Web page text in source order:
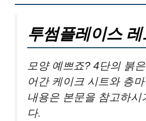
투썸플레이스
모양 예쁘죠? 4단의 붉
어간 케이크 시트와 층
내용은 본문을 참고하시
다.